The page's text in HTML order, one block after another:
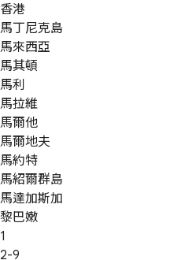
香港
馬丁尼克島
馬來西亞
馬其頓
馬利
馬拉維
馬爾他
馬爾地夫
馬約特
馬紹爾群島
馬達加斯加
黎巴嫩
1
2-9